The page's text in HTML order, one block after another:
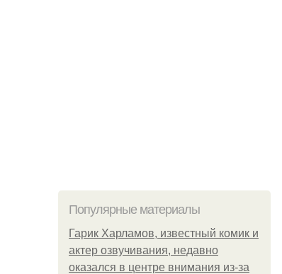
Популярные материалы
Гарик Харламов, известный комик и
актер озвучивания, недавно
оказался в центре внимания из-за